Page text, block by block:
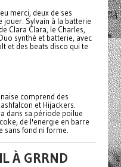
merci, deux de ses
jouer. Sylvain à la batterie
Clara Clara, le Charles,
synthé et batterie, avec
et des beats disco qui te
comprend des
et Hijackers.
dans sa période poilue
de l'energie en barre
sans fond ni forme.
À GRRND